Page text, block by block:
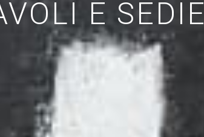
E SEDIE